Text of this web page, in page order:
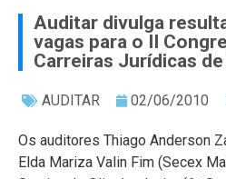
Auditar divulga
vagas para o II
Carreiras Jurídicas
AUDITAR 02/06/2010
Os auditores Thiago Anderson
Elda Mariza Valin Fim (Secex